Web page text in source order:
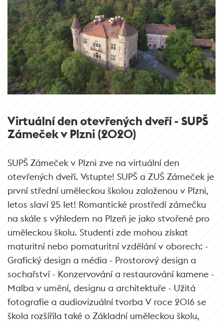
Virtuální den otevřených dveří - SUPŠ
Zámeček v Plzni (2020)
SUPŠ Zámeček v Plzni zve na virtuální den
otevřených dveří. Vstupte! SUPŠ a ZUŠ Zámeček je
první střední uměleckou školou založenou v Plzni,
letos slaví 25 let! Romantické prostředí zámečku
na skále s výhledem na Plzeň je jako stvořené pro
uměleckou školu. Studenti zde mohou získat
maturitní nebo pomaturitní vzdělání v oborech: -
Grafický design a média - Prostorový design a
sochařství - Konzervování a restaurování kamene -
Malba v umění, designu a architektuře - Užitá
fotografie a audiovizuální tvorba V roce 2016 se
škola rozšířila také o Základní uměleckou školu,